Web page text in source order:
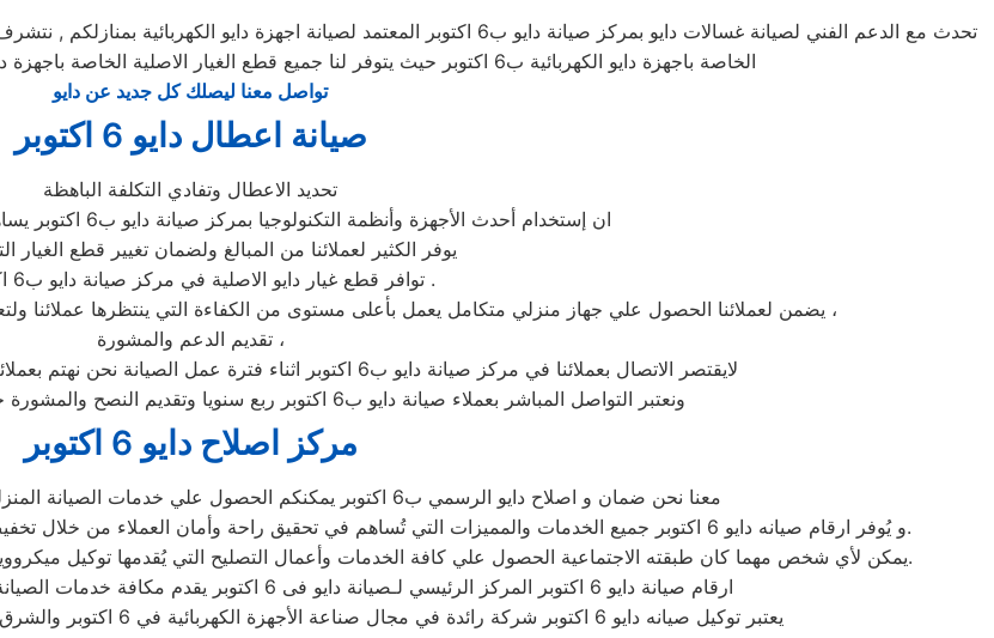
الخاصة باجهزة دايو الكهربائية ب6 اكتوبر حيث يتوفر لنا جميع قطع الغيار الاصلية الخاصة باجهزة دايو من ثلاجات دايو و غسالات دايو و تكييفات دايو
تواصل معنا ليصلك كل جديد عن دايو
صيانة اعطال دايو 6 اكتوبر
تحديد الاعطال وتفادي التكلفة الباهظة
ان إستخدام أحدث الأجهزة وأنظمة التكنولوجيا بمركز صيانة دايو ب6 اكتوبر يساهم في تحديد المكونات التالفة
يوفر الكثير لعملائنا من المبالغ ولضمان تغيير قطع الغيار
» توافر قطع غيار دايو الاصلية في مركز صيانة دايو ب6 اكتوبر .
يضمن لعملائنا الحصول علي جهاز منزلي متكامل يعمل بأعلى مستوى من الكفاءة التي ينتظرها عملائنا ولتعزيز الثقة في مركز صيانة دايو 6 اكتوبر المعتمد ب6 اكتوبر ،
تقديم الدعم والمشورة ،
لايقتصر الاتصال بعملائنا في مركز صيانة دايو ب6 اكتوبر اثناء فترة عمل الصيانة نحن نهتم بعملائنا دوما بمتابعة عمل الجهاز خلال فترة الضمان
ونعتبر التواصل المباشر بعملاء صيانة دايو ب6 اكتوبر ربع سنويا وتقديم النصح والمشورة جزء لا يتجزء من مهمة الاصلاح والصيانة
مركز اصلاح دايو 6 اكتوبر
معنا نحن ضمان و اصلاح دايو الرسمي ب6 اكتوبر يمكنكم الحصول علي خدمات الصيانة المنزلية للاجهزة المنزلية دايو بقطع الغيار الاصلية
و يُوفر ارقام صيانه دايو 6 اكتوبر جميع الخدمات والمميزات التي تُساهم في تحقيق راحة وأمان العملاء من خلال تخفيض أسعار تلك الخدمات والبُعد التام عن التكاليف المالية باهظة الثمن.
يمكن لأي شخص مهما كان طبقته الاجتماعية الحصول علي كافة الخدمات وأعمال التصليح التي يُقدمها توكيل ميكروويف دايو المُدعمة بباقات من الخصومات والعروض التي ليس لها مثيل.
ارقام صيانة دايو 6 اكتوبر المركز الرئيسي لـصيانة دايو فى 6 اكتوبر يقدم مكافة خدمات الصيانة الشاملة لكل عملاء رقم صيانه دايو 6 اكتوبر
يعتبر توكيل صيانه دايو 6 اكتوبر شركة رائدة في مجال صناعة الأجهزة الكهربائية في 6 اكتوبر والشرق والأوسط حيث أن جميع أجهزتها تعمل بكفائه وجودة